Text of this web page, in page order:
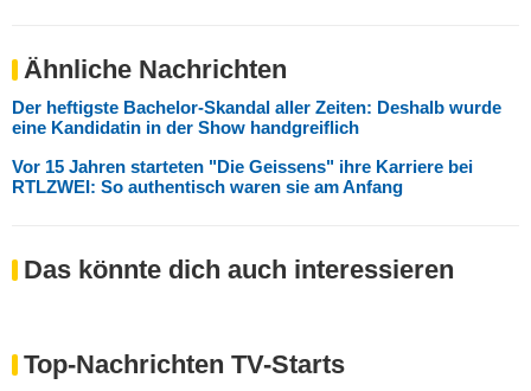
Ähnliche Nachrichten
Der heftigste Bachelor-Skandal aller Zeiten: Deshalb wurde
eine Kandidatin in der Show handgreiflich
Vor 15 Jahren starteten "Die Geissens" ihre Karriere bei
RTLZWEI: So authentisch waren sie am Anfang
Das könnte dich auch interessieren
Top-Nachrichten TV-Starts